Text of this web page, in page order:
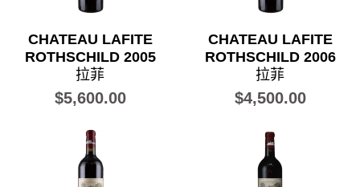
CHATEAU LAFITE
ROTHSCHILD 2005
拉菲
$5,600.00
CHATEAU LAFITE
ROTHSCHILD 2006
拉菲
$4,500.00